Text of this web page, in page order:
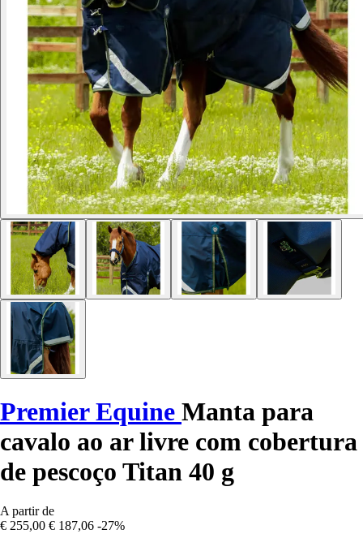
Premier Equine Manta para
cavalo ao ar livre com cobertura
de pescoço Titan 40 g
A partir de
€ 255,00 € 187,06 -27%